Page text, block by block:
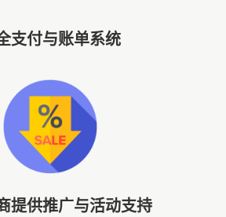
支付与账单系统
提供推广与活动支持